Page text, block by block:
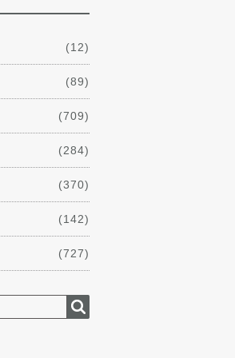
(12)
(89)
(709)
(284)
(370)
(142)
(727)